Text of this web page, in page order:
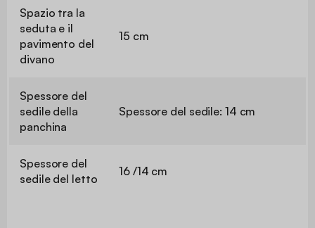
Spazio tra la
seduta e il
pavimento del
divano
15 cm
Spessore del
sedile della
panchina
Spessore del sedile: 14 cm
Spessore del
sedile del letto
16 /14 cm